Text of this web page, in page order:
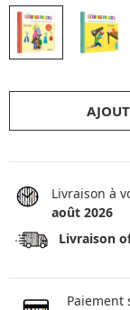
Livraison à
août 2026
Livraison
Paiement